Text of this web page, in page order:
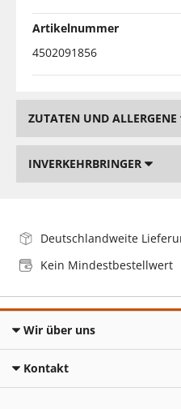
Artikelnummer
4502091856
ZUTATEN UND ALLERGENE
INVERKEHRBRINGER
Deutschlandweite
Kein Mindestbestellwert
Wir über uns
Kontakt